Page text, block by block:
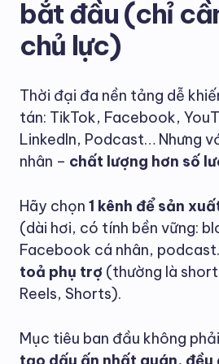
bắt đầu (chỉ
chủ lực)
Thời đại đa nền tảng dễ
tán: TikTok, Facebook,
LinkedIn, Podcast… Nhưng
nhân – chất lượng hơn số
Hãy chọn 1 kênh để sản
(dài hơi, có tính bền vững:
Facebook cá nhân,
toả phụ trợ (thường là
Reels, Shorts).
Mục tiêu ban đầu không